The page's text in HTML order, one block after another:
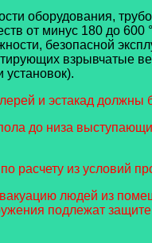
оборудования,
от минус 180 до 600
безопасной
взрывчатые
и эстакад должны
до низа
расчету из условий
людей из
подлежат